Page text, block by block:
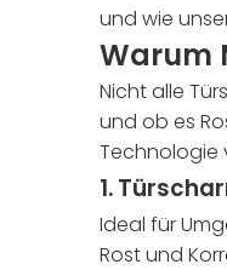
und wie
Warum
Nicht alle
und ob es
Technologie
1.
Ideal für
Rost und